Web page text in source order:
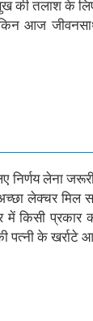
की तलाश के
आज
निर्णय लेना
लेक्चर मिल
प्रकार
के खर्राटे